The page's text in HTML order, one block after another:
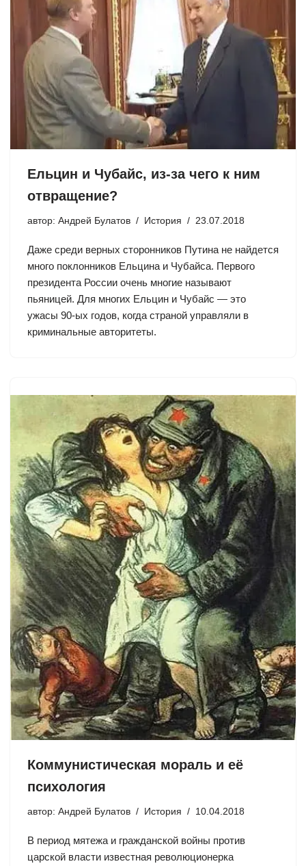
Ельцин и Чубайс, из-за чего к ним
отвращение?
автор: Андрей Булатов История 23.07.2018
Даже среди верных сторонников Путина не найдется
много поклонников Ельцина и Чубайса. Первого
президента России очень многие называют
пьяницей. Для многих Ельцин и Чубайс — это
ужасы 90-ых годов, когда страной управляли в
криминальные авторитеты.
Коммунистическая мораль и её
психология
автор: Андрей Булатов История 10.04.2018
В период мятежа и гражданской войны против
царской власти известная революционерка